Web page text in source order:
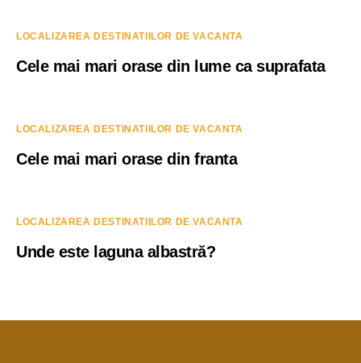
LOCALIZAREA DESTINATIILOR DE VACANTA
Cele mai mari orase din lume ca suprafata
LOCALIZAREA DESTINATIILOR DE VACANTA
Cele mai mari orase din franta
LOCALIZAREA DESTINATIILOR DE VACANTA
Unde este laguna albastră?